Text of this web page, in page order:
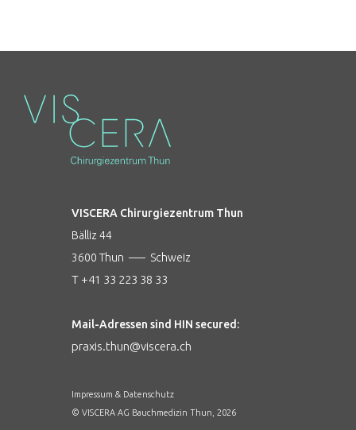
VISCERA Chirurgiezentrum Thun
Bälliz 44
3600 Thun ––– Schweiz
T +41 33 223 38 33
Mail-Adressen sind HIN secured:
praxis.thun@viscera.ch
© VISCERA AG Bauchmedizin Thun, 2026
Impressum & Datenschutz